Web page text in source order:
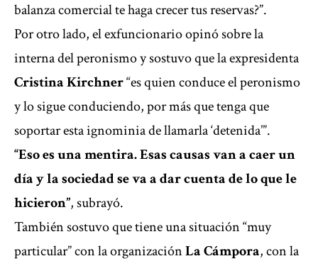
balanza comercial te haga crecer tus reservas?”.
Por otro lado, el exfuncionario opinó sobre la
interna del peronismo y sostuvo que la expresidenta
Cristina Kirchner“es quien conduce el peronismo
y lo sigue conduciendo, por más que tenga que
soportar esta ignominia de llamarla ‘detenida’”.
“Eso es una mentira. Esas causas van a caer un
día y la sociedad se va a dar cuenta de lo que le
hicieron”, subrayó.
También sostuvo que tiene una situación “muy
particular” con la organizaciónLa Cámpora, con la